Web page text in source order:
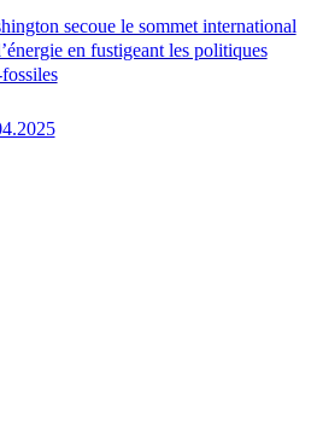
secoue le sommet international
en fustigeant les politiques